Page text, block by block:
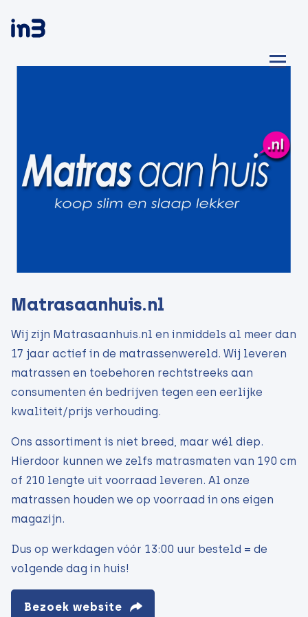
Matrasaanhuis.nl
Wij zijn Matrasaanhuis.nl en inmiddels al meer dan
17 jaar actief in de matrassenwereld. Wij leveren
matrassen en toebehoren rechtstreeks aan
consumenten én bedrijven tegen een eerlijke
kwaliteit/prijs verhouding.
Ons assortiment is niet breed, maar wél diep.
Hierdoor kunnen we zelfs matrasmaten van 190 cm
of 210 lengte uit voorraad leveren. Al onze
matrassen houden we op voorraad in ons eigen
magazijn.
Dus op werkdagen vóór 13:00 uur besteld = de
volgende dag in huis!
Bezoek website